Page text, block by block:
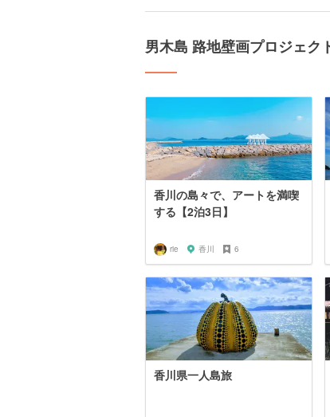
男木島 路地壁画プロジェ
香川の島々で、アートを満喫
する【2泊3日】
rie 香川 6
香川県一人島旅